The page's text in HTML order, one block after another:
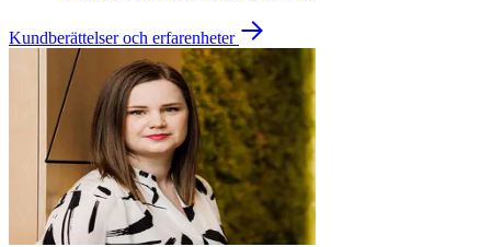
Kundberättelser och erfarenheter